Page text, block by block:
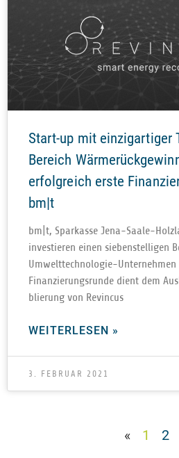
Start-up mit einzigartiger
Bereich
erfolgreich erste
bm|t
bm|t, Spar­kasse Jena-Saale-
inves­tie­ren einen sie­ben­stel­li­gen
Umwelt­­­tech­­no­­lo­­gie-Unter­­neh­­men
Finan­zie­rungs­runde dient dem
blie­rung von Revincus
WEITERLESEN »
3. FEBRUAR 2021
« 1 2